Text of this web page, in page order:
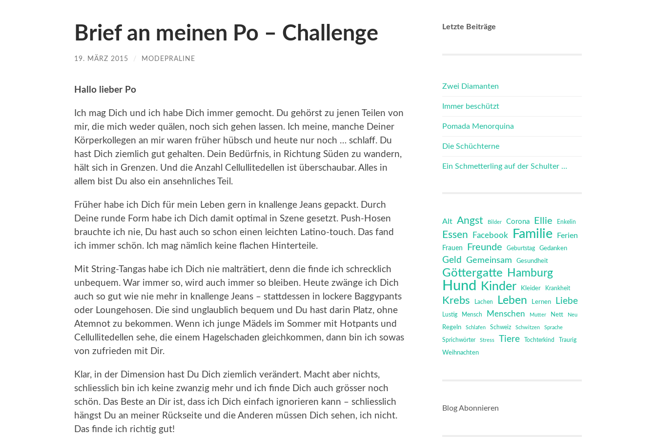
Brief an meinen Po – Challenge
19. MÄRZ 2015 / MODEPRALINE
Hallo lieber Po
Ich mag Dich und ich habe Dich immer gemocht. Du gehörst zu jenen Teilen von
mir, die mich weder quälen, noch sich gehen lassen. Ich meine, manche Deiner
Körperkollegen an mir waren früher hübsch und heute nur noch … schlaff. Du
hast Dich ziemlich gut gehalten. Dein Bedürfnis, in Richtung Süden zu wandern,
hält sich in Grenzen. Und die Anzahl Cellullitedellen ist überschaubar. Alles in
allem bist Du also ein ansehnliches Teil.
Früher habe ich Dich für mein Leben gern in knallenge Jeans gepackt. Durch
Deine runde Form habe ich Dich damit optimal in Szene gesetzt. Push-Hosen
brauchte ich nie, Du hast auch so schon einen leichten Latino-touch. Das fand
ich immer schön. Ich mag nämlich keine flachen Hinterteile.
Mit String-Tangas habe ich Dich nie malträtiert, denn die finde ich schrecklich
unbequem. War immer so, wird auch immer so bleiben. Heute zwänge ich Dich
auch so gut wie nie mehr in knallenge Jeans – stattdessen in lockere Baggypants
oder Loungehosen. Die sind unglaublich bequem und Du hast darin Platz, ohne
Atemnot zu bekommen. Wenn ich junge Mädels im Sommer mit Hotpants und
Cellullitedellen sehe, die einem Hagelschaden gleichkommen, dann bin ich sowas
von zufrieden mit Dir.
Klar, in der Dimension hast Du Dich ziemlich verändert. Macht aber nichts,
schliesslich bin ich keine zwanzig mehr und ich finde Dich auch grösser noch
schön. Das Beste an Dir ist, dass ich Dich einfach ignorieren kann – schliesslich
hängst Du an meiner Rückseite und die Anderen müssen Dich sehen, ich nicht.
Das finde ich richtig gut!
Letzte Beiträge
Zwei Diamanten
Immer beschützt
Pomada Menorquina
Die Schüchterne
Ein Schmetterling auf der Schulter …
Alt Angst Bilder Corona Ellie Enkelin
Essen Facebook Familie Ferien
Frauen Freunde Geburtstag Gedanken
Geld Gemeinsam Gesundheit
Göttergatte Hamburg
Hund Kinder Kleider Krankheit
Krebs Lachen Leben Lernen Liebe
Lustig Mensch Menschen Mutter Nett Neu
Regeln Schlafen Schweiz Schwitzen Sprache
Sprichwörter Stress Tiere Tochterkind Traurig
Weihnachten
Blog Abonnieren